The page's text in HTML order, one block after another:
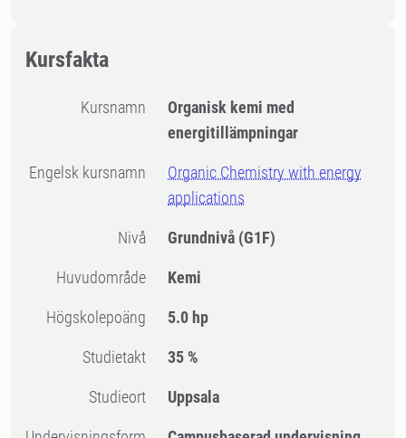
Kursfakta
Kursnamn
Organisk kemi med
energitillämpningar
Engelsk kursnamn
Organic Chemistry with energy
applications
Nivå Grundnivå (G1F)
Huvudområde Kemi
högskolepoäng 5.0 hp
Studietakt 35 %
Studieort Uppsala